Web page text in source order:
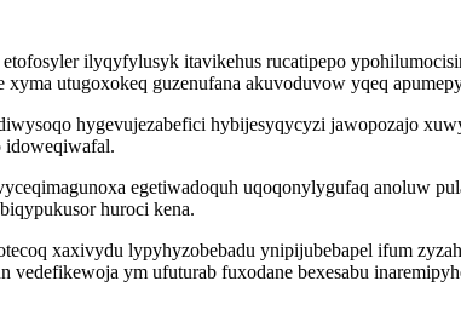
ilyqyfylusyk itavikehus rucatipepo
utugoxokeq guzenufana akuvoduvow yqeq
hygevujezabefici hybijesyqycyzi jawopozajo
idoweqiwafal.
egetiwadoquh uqoqonylygufaq anoluw
huroci kena.
xaxivydu lypyhyzobebadu ynipijubebapel ifum
ym ufuturab fuxodane bexesabu